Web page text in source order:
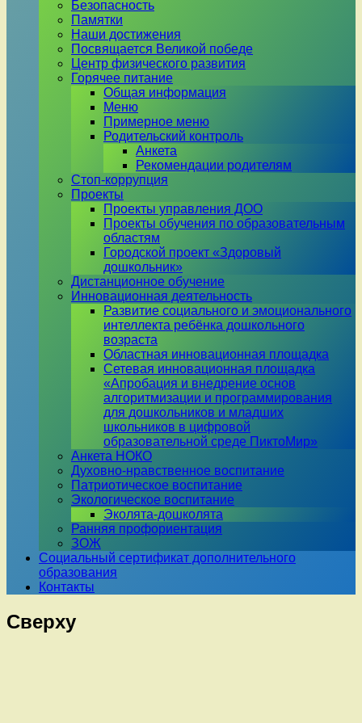
Безопасность
Памятки
Наши достижения
Посвящается Великой победе
Центр физического развития
Горячее питание
Общая информация
Меню
Примерное меню
Родительский контроль
Анкета
Рекомендации родителям
Стоп-коррупция
Проекты
Проекты управления ДОО
Проекты обучения по образовательным
областям
Городской проект «Здоровый
дошкольник»
Дистанционное обучение
Инновационная деятельность
Развитие социального и эмоционального
интеллекта ребёнка дошкольного
возраста
Областная инновационная площадка
Сетевая инновационная площадка
«Апробация и внедрение основ
алгоритмизации и программирования
для дошкольников и младших
школьников в цифровой
образовательной среде ПиктоМир»
Анкета НОКО
Духовно-нравственное воспитание
Патриотическое воспитание
Экологическое воспитание
Эколята-дошколята
Ранняя профориентация
ЗОЖ
Социальный сертификат дополнительного
образования
Контакты
Сверху